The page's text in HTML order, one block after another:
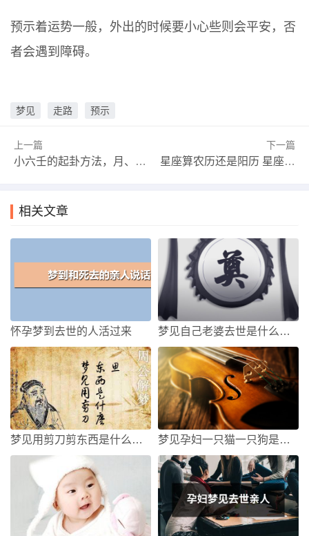
预示着运势一般，外出的时候要小心些则会平安，否
者会遇到障碍。
梦见 走路 预示
上一篇
小六壬的起卦方法，月、日、时长求和，减二再除六
下一篇
星座算农历还是阳历 星座是按阴历还是阳历
相关文章
怀孕梦到去世的人活过来 梦见自己老婆去世是什么意思
梦见用剪刀剪东西是什么意思 梦见孕妇一只猫一只狗是什么意思